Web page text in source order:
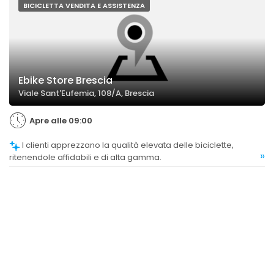
BICICLETTA VENDITA E ASSISTENZA
Ebike Store Brescia
Viale Sant'Eufemia, 108/A, Brescia
Apre alle 09:00
ritenendole affidabili e di alta gamma.
»